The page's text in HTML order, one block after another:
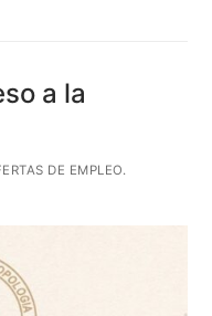
a la
DE EMPLEO.